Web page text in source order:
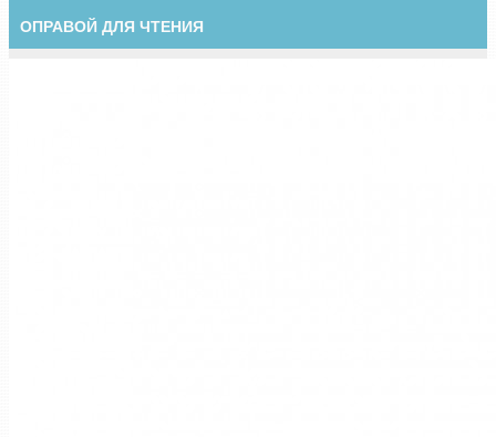
ОПРАВОЙ ДЛЯ ЧТЕНИЯ